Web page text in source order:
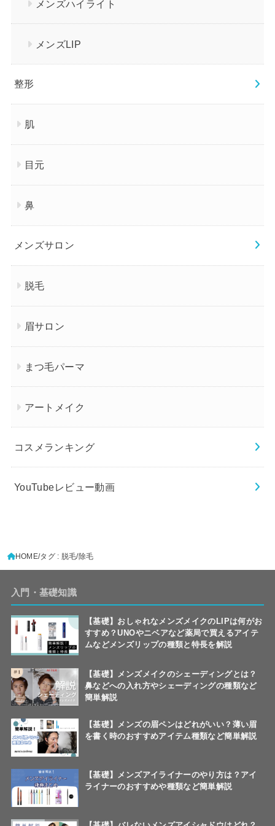
メンズハイライト
メンズLIP
整形
肌
目元
鼻
メンズサロン
脱毛
眉サロン
まつ毛パーマ
アートメイク
コスメランキング
YouTubeレビュー動画
HOME タグ : 脱毛/除毛
入門・基礎知識
【基礎】おしゃれなメンズメイクのLIPは何がお
すすめ？UNOやニベアなど薬局で買えるアイテ
ムなどメンズリップの種類と特長を解説
【基礎】メンズメイクのシェーディングとは？
鼻などへの入れ方やシェーディングの種類など
簡単解説
【基礎】メンズの眉ペンはどれがいい？薄い眉
を書く時のおすすめアイテム種類など簡単解説
【基礎】メンズアイライナーのやり方は？アイ
ライナーのおすすめや種類など簡単解説